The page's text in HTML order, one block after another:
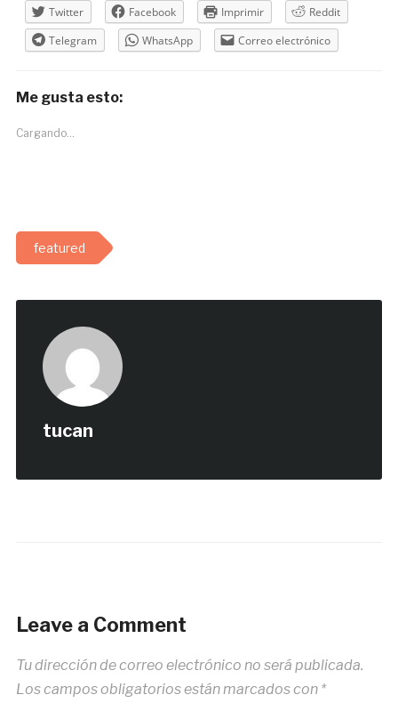
Twitter Facebook Imprimir
Reddit
Telegram
WhatsApp Correo electrónico
Me gusta esto:
Cargando...
featured
tucan
Leave a Comment
Tu dirección de correo electrónico no será publicada.
Los campos obligatorios están marcados con *